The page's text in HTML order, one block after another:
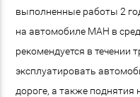
выполненные работы 2
на автомобиле МАН в
рекомендуется в течении
эксплуатировать
дороге, а также поднятия